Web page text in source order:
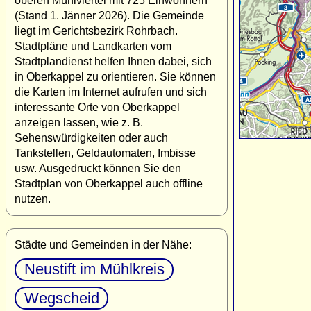
(Stand 1. Jänner 2026). Die Gemeinde
liegt im Gerichtsbezirk Rohrbach.
Stadtpläne und Landkarten vom
Stadtplandienst helfen Ihnen dabei, sich
in Oberkappel zu orientieren. Sie können
die Karten im Internet aufrufen und sich
interessante Orte von Oberkappel
anzeigen lassen, wie z. B.
Sehenswürdigkeiten oder auch
Tankstellen, Geldautomaten, Imbisse
usw. Ausgedruckt können Sie den
Stadtplan von Oberkappel auch offline
nutzen.
Städte und Gemeinden in der Nähe:
Neustift im Mühlkreis
Wegscheid